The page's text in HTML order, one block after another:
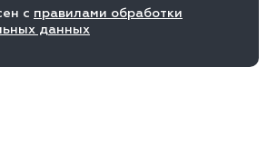
с правилами обработки
данных